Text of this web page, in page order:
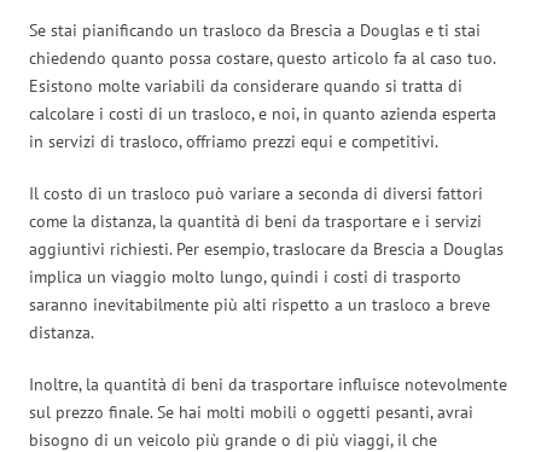
Se stai pianificando un trasloco da Brescia a Douglas e ti stai
chiedendo quanto possa costare, questo articolo fa al caso tuo.
Esistono molte variabili da considerare quando si tratta di
calcolare i costi di un trasloco, e noi, in quanto azienda esperta
in servizi di trasloco, offriamo prezzi equi e competitivi.
Il costo di un trasloco può variare a seconda di diversi fattori
come la distanza, la quantità di beni da trasportare e i servizi
aggiuntivi richiesti. Per esempio, traslocare da Brescia a Douglas
implica un viaggio molto lungo, quindi i costi di trasporto
saranno inevitabilmente più alti rispetto a un trasloco a breve
distanza.
Inoltre, la quantità di beni da trasportare influisce notevolmente
sul prezzo finale. Se hai molti mobili o oggetti pesanti, avrai
bisogno di un veicolo più grande o di più viaggi, il che